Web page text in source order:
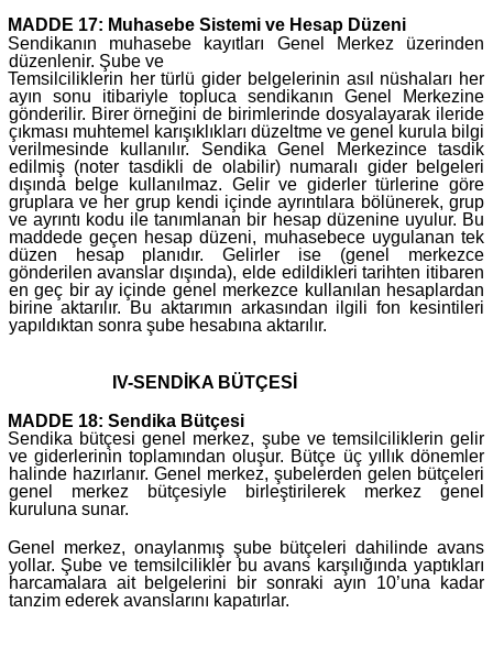
MADDE 17: Muhasebe Sistemi ve Hesap Düzeni
Sendikanın muhasebe kayıtları Genel Merkez üzerinden
düzenlenir. Şube ve
Temsilciliklerin her türlü gider belgelerinin asıl nüshaları her
ayın sonu itibariyle topluca sendikanın Genel Merkezine
gönderilir. Birer örneğini de birimlerinde dosyalayarak ileride
çıkması muhtemel karışıklıkları düzeltme ve genel kurula bilgi
verilmesinde kullanılır. Sendika Genel Merkezince tasdik
edilmiş (noter tasdikli de olabilir) numaralı gider belgeleri
dışında belge kullanılmaz. Gelir ve giderler türlerine göre
gruplara ve her grup kendi içinde ayrıntılara bölünerek, grup
ve ayrıntı kodu ile tanımlanan bir hesap düzenine uyulur. Bu
maddede geçen hesap düzeni, muhasebece uygulanan tek
düzen hesap planıdır. Gelirler ise (genel merkezce
gönderilen avanslar dışında), elde edildikleri tarihten itibaren
en geç bir ay içinde genel merkezce kullanılan hesaplardan
birine aktarılır. Bu aktarımın arkasından ilgili fon kesintileri
yapıldıktan sonra şube hesabına aktarılır.
IV-SENDİKA BÜTÇESİ
MADDE 18: Sendika Bütçesi
Sendika bütçesi genel merkez, şube ve temsilciliklerin gelir
ve giderlerinin toplamından oluşur. Bütçe üç yıllık dönemler
halinde hazırlanır. Genel merkez, şubelerden gelen bütçeleri
genel merkez bütçesiyle birleştirilerek merkez genel
kuruluna sunar.
Genel merkez, onaylanmış şube bütçeleri dahilinde avans
yollar. Şube ve temsilcilikler bu avans karşılığında yaptıkları
harcamalara ait belgelerini bir sonraki ayın 10’una kadar
tanzim ederek avanslarını kapatırlar.